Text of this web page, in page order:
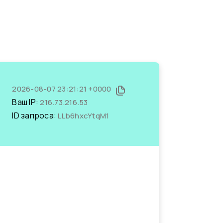
2026-08-07 23:21:21 +0000
Ваш IP:216.73.216.53
ID запроса:LLb6hxcYtqM1